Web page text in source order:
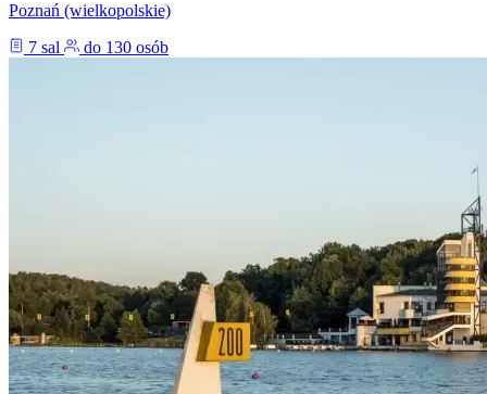
Poznań (wielkopolskie)
7 sal
do 130 osób